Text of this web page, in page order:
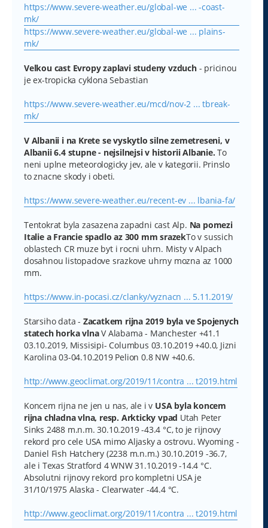
https://www.severe-weather.eu/global-we ... -coast-
mk/
https://www.severe-weather.eu/global-we ... plains-
mk/
Velkou cast Evropy zaplavi studeny vzduch- pricinou
je ex-tropicka cyklona Sebastian
https://www.severe-weather.eu/mcd/nov-2 ... tbreak-
mk/
V Albanii i na Krete se vyskytlo silne zemetreseni, v
Albanii 6.4 stupne - nejsilnejsi v historii Albanie. To
neni uplne meteorologicky jev, ale v kategorii. Prinslo
to znacne skody i obeti.
https://www.severe-weather.eu/recent-ev ... lbania-fa/
Tentokrat byla zasazena zapadni cast Alp. Na pomezi
Italie a Francie spadlo az 300 mm srazekTo v sussich
oblastech CR muze byt i rocni uhrn. Misty v Alpach
dosahnou listopadove srazkove uhrny mozna az 1000
mm.
https://www.in-pocasi.cz/clanky/vyznacn ... 5.11.2019/
Starsiho data - Zacatkem rijna 2019 byla ve Spojenych
statech horka vlnaV Alabama - Manchester +41.1
03.10.2019, Missisipi- Columbus 03.10.2019 +40.0, Jizni
Karolina 03-04.10.2019 Pelion 0.8 NW +40.6.
http://www.geoclimat.org/2019/11/contra ... t2019.html
Koncem rijna ne jen u nas, ale i v USA byla koncem
rijna chladna vlna, resp. Arkticky vpad Utah Peter
Sinks 2488 m.n.m. 30.10.2019 -43.4 °C, to je rijnovy
rekord pro cele USA mimo Aljasky a ostrovu. Wyoming -
Daniel Fish Hatchery (2238 m.n.m.) 30.10.2019 -36.7,
ale i Texas Stratford 4 WNW 31.10.2019 -14.4 °C.
Absolutni rijnovy rekord pro kompletni USA je
31/10/1975 Alaska - Clearwater -44.4 °C.
http://www.geoclimat.org/2019/11/contra ... t2019.html